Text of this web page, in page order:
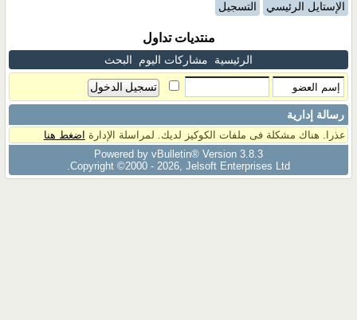
الإستايل الرئيسي التسجيل
منتديات تداول
الرئيسية مشاركات اليوم البحث
رسالة إدارية
عذرا. هناك مشكلة فى ملفات الكوكيز لديك. لمراسلة الإدارة اضغط هنا
Powered by vBulletin® Version 3.8.3
Copyright ©2000 - 2026, Jelsoft Enterprises Ltd.